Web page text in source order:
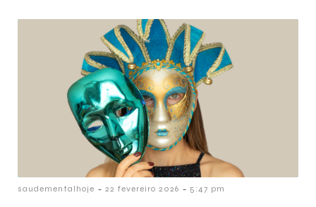
saudementalhoje - 22 fevereiro 2026 - 5:47 pm